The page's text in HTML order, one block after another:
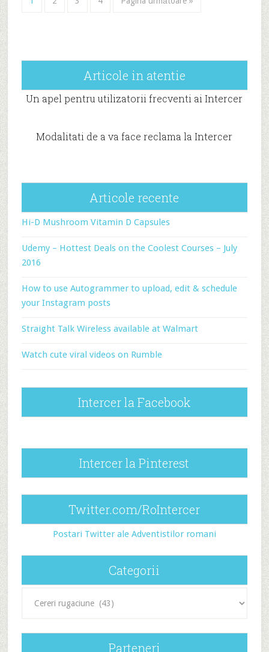
Articole in atentie
Un apel pentru utilizatorii frecventi ai Intercer
Modalitati de a va face reclama la Intercer
Articole recente
Hi-D Mushroom Vitamin D Capsules
Udemy – Hottest Deals on the Coolest Courses – July
2016
How to use Autogrammer to upload, edit & schedule
your Instagram posts
Straight Talk Wireless available at Walmart
Watch cute viral videos on Rumble
Intercer la Facebook
Intercer la Pinterest
Twitter.com/RoIntercer
Postari Twitter ale Adventistilor romani
Categorii
Parteneri